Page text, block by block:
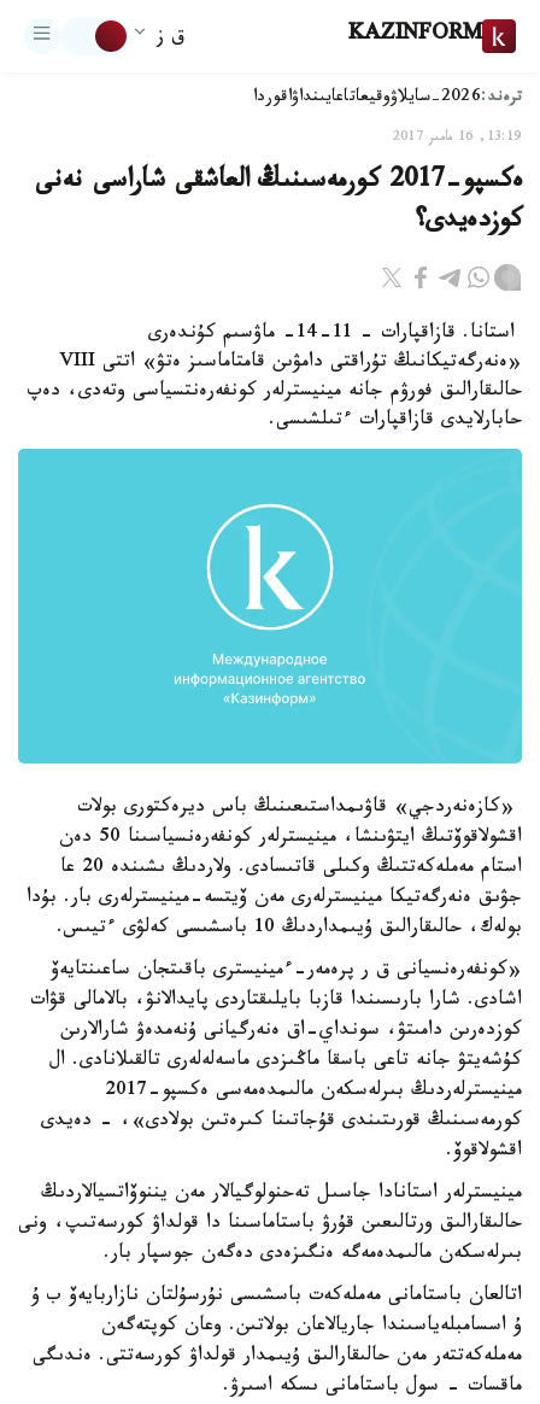
KAZINFORM ق ز
ترەند:2026-سايلاۋ وقيعاتاعايىنداۋاقوردا
13:19, 16 مامىر 2017
ەكسپو-2017 كورمەسىنىڭ العاشقى شاراسى نەنى
كوزدەيدى؟
استانا. قازاقپارات - 11-14- ماۋسىم كۇندەرى
«ەنەرگەتيكانىڭ تۇراقتى دامۋىن قامتاماسىز ەتۋ» اتتى VIII
حالىقارالىق فورۋم جانە مينيسترلەر كونفەرەنتسياسى وتەدى، دەپ
حابارلايدى قازاقپارات ءتىلشىسى.
«كازەنەردجي» قاۋىمداستىعىنىڭ باس ديرەكتورى بولات
اقشولاقوۆتىڭ ايتۋىنشا، مينيسترلەر كونفەرەنسياسىنا 50 دەن
استام مەملەكەتتىڭ وكىلى قاتىسادى. ولاردىڭ ىشىندە 20 عا
جۋىق ەنەرگەتيكا مينيسترلەرى مەن ۆيتسە-مينيسترلەرى بار. بۇدا
بولەك، حالىقارالىق ۇيىمداردىڭ 10 باسشىسى كەلۋى ءتيىس.
«كونفەرەنسيانى ق ر پرەمەر-ءمينيسترى باقىتجان ساعىنتايەۆ
اشادى. شارا بارىسىندا قازبا بايلىقتاردى پايدالانۋ، بالامالى قۋات
كوزدەرىن دامىتۋ، سونداي-اق ەنەرگيانى ۇنەمدەۋ شارالارىن
كۇشەيتۋ جانە تاعى باسقا ماڭىزدى ماسەلەلەرى تالقىلانادى. ال
مينيسترلەردىڭ بىرلەسكەن مالىمدەمەسى ەكسپو-2017
كورمەسىنىڭ قورىتىندى قۇجاتىنا كىرەتىن بولادى»، - دەيدى
اقشولاقوۆ.
مينيسترلەر استانادا جاسىل تەحنولوگيالار مەن يننوۆاتسيالاردىڭ
حالىقارالىق ورتالىعىن قۇرۋ باستاماسىنا دا قولداۋ كورسەتىپ، ونى
بىرلەسكەن مالىمدەمەگە ەنگىزەدى دەگەن جوسپار بار.
اتالعان باستامانى مەملەكەت باسشىسى نۇرسۇلتان نازاربايەۆ ب ۇ
ۇ اسسامبلەياسىندا جاريالاعان بولاتىن. وعان كوپتەگەن
مەملەكەتتەر مەن حالىقارالىق ۇيىمدار قولداۋ كورسەتتى. ەندىگى
ماقسات - سول باستامانى ىسكە اسىرۋ.